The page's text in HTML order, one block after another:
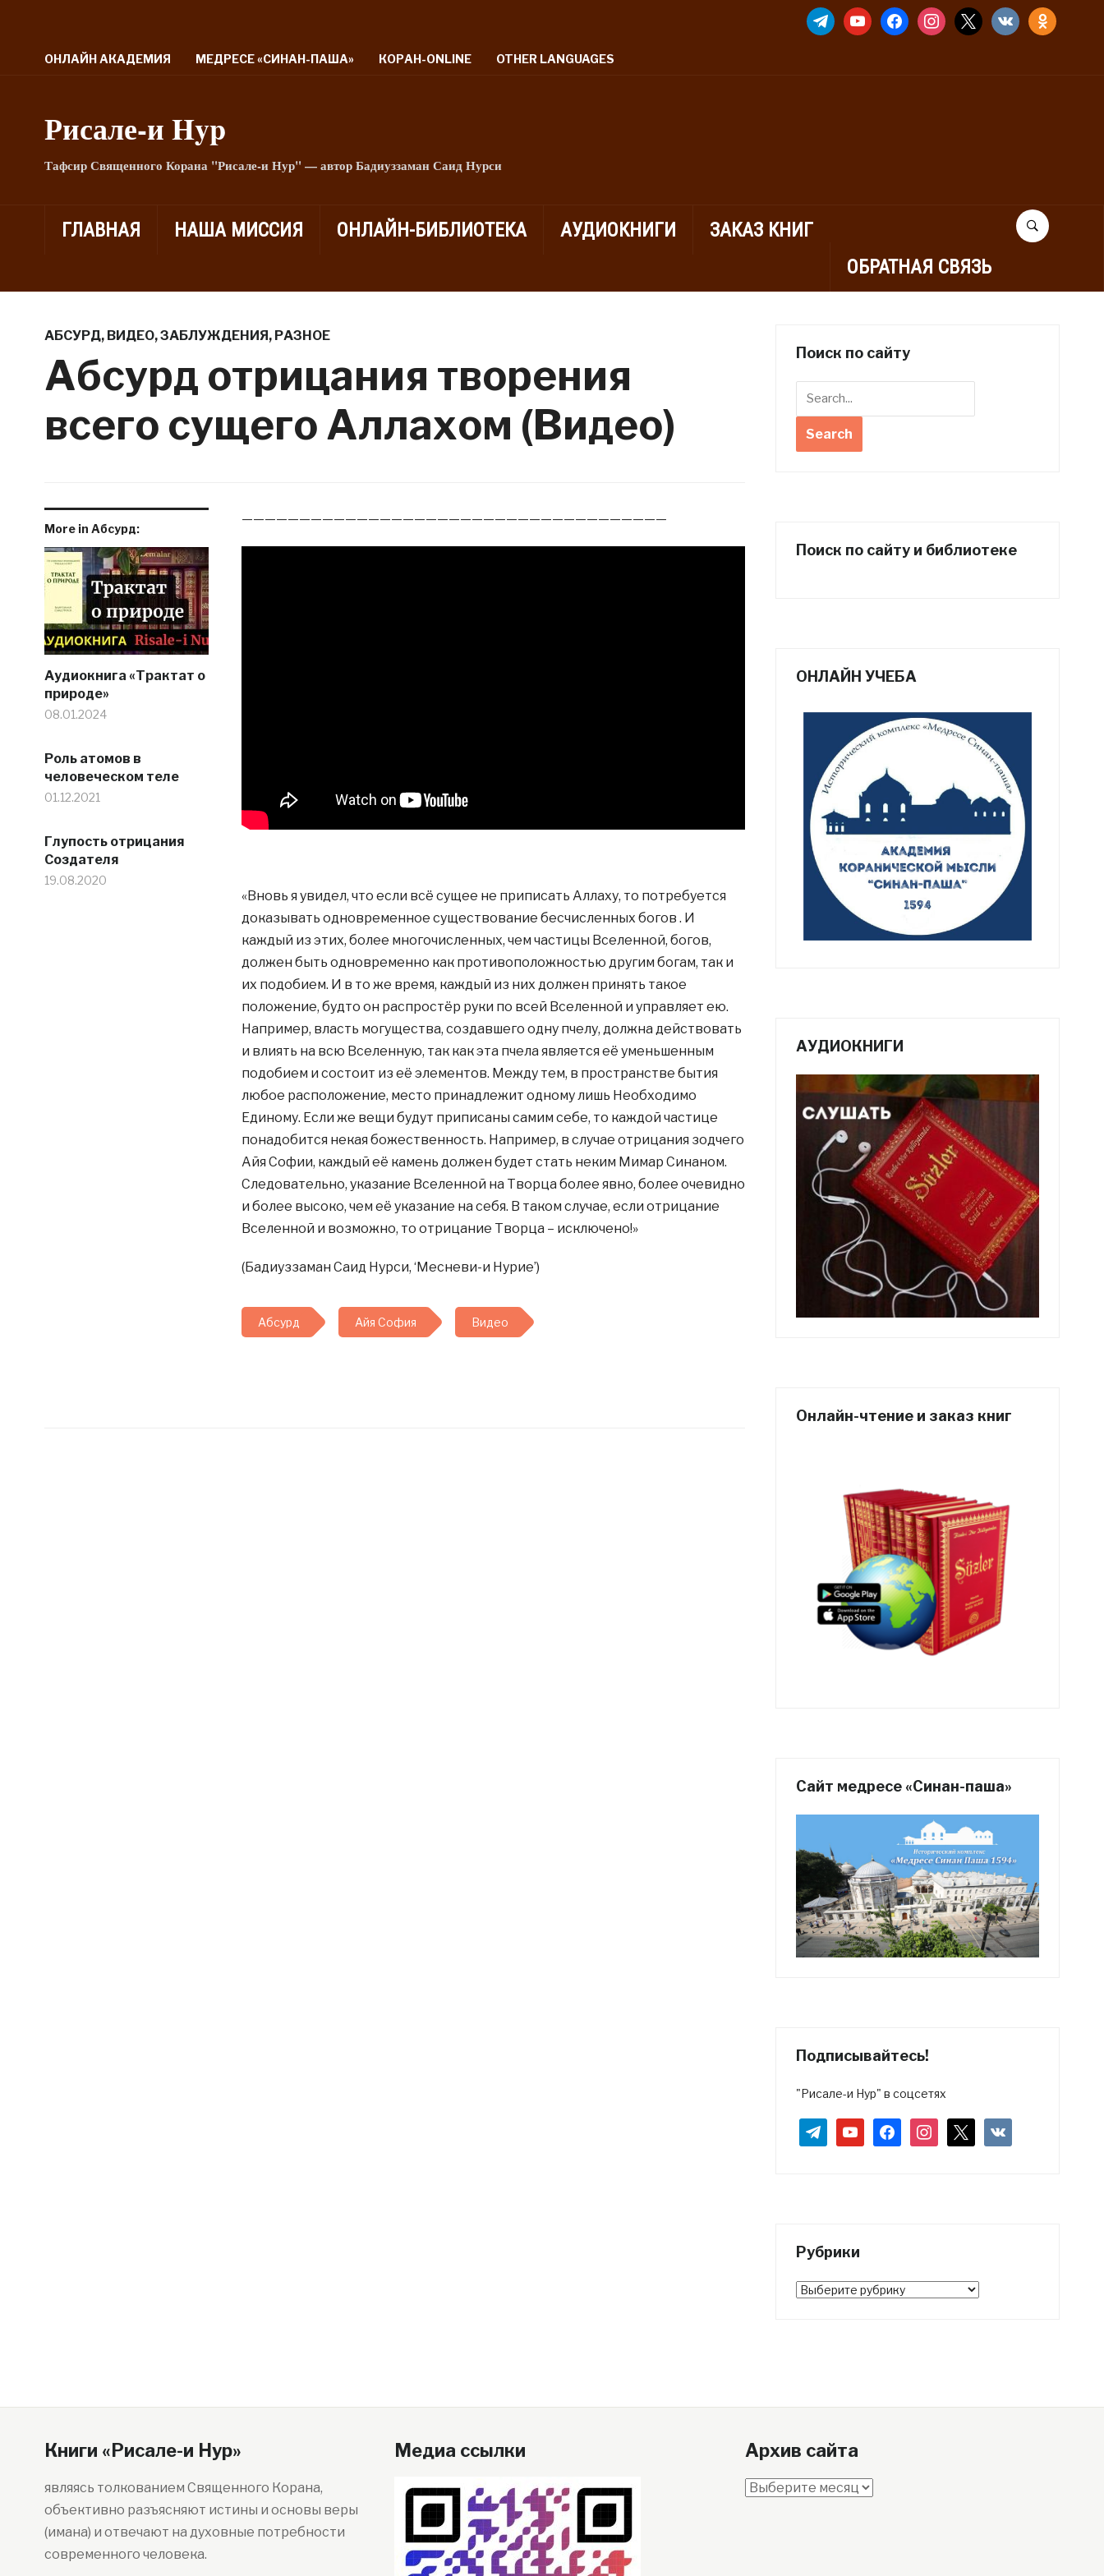
TELEGRAMYOUTUBEFACEBOOKINSTAGRAM
X VKONTAKTE
ОНЛАЙН АКАДЕМИЯ МЕДРЕСЕ «СИНАН-ПАША» КОРАН-ONLINE OTHER LANGUAGES
Рисале-и Hyp
Тафсир Священного Корана "Рисале-и Нур" — автор Бадиуззаман Саид Нурси
ГЛАВНАЯ НАША МИССИЯ ОНЛАЙН-БИБЛИОТЕКА АУДИОКНИГИ
ЗАКАЗ КНИГ
ОБРАТНАЯ СВЯЗЬ
АБСУРД, ВИДЕО,ЗАБЛУЖДЕНИЯ, РАЗНОЕ
Абсурд отрицания творения
всего сущего Аллахом (Видео)
More in Абсурд:
Аудиокнига «Трактат о
природе»
08.01.2024
Роль атомов в
человеческом теле
01.12.2021
Глупость отрицания
Создателя
19.08.2020
—————————————————————————————————————
«Вновь я увидел, что если всё сущее не приписать Аллаху, то потребуется
доказывать одновременное существование бесчисленных богов . И
каждый из этих, более многочисленных, чем частицы Вселенной, богов,
должен быть одновременно как противоположностью другим богам, так и
их подобием. И в то же время, каждый из них должен принять такое
положение, будто он распростёр руки по всей Вселенной и управляет ею.
Например, власть могущества, создавшего одну пчелу, должна действовать
и влиять на всю Вселенную, так как эта пчела является её уменьшенным
подобием и состоит из её элементов. Между тем, в пространстве бытия
любое расположение, место принадлежит одному лишь Необходимо
Единому. Если же вещи будут приписаны самим себе, то каждой частице
понадобится некая божественность. Например, в случае отрицания зодчего
Айя Софии, каждый её камень должен будет стать неким Мимар Синаном.
Следовательно, указание Вселенной на Творца более явно, более очевидно
и более высоко, чем её указание на себя. В таком случае, если отрицание
Вселенной и возможно, то отрицание Творца – исключено!»
(Бадиуззаман Саид Нурси, ‘Месневи-и Нурие’)
Абсурд Айя София Видео
Поиск по сайту
Поиск по сайту и библиотеке
ОНЛАЙН УЧЕБА
АУДИОКНИГИ
Онлайн-чтение и заказ книг
Сайт медресе «Синан-паша»
Подписывайтесь!
"Рисале-и Нур" в соцсетях
telegramyoutubefacebookinstagram vkontakte
Рубрики
Рубрики
Книги «Рисале-и Нур»
являясь толкованием Священного Корана,
объективно разъясняют истины и основы веры
(имана) и отвечают на духовные потребности
современного человека.
Медиа ссылки Архив сайта
Архив